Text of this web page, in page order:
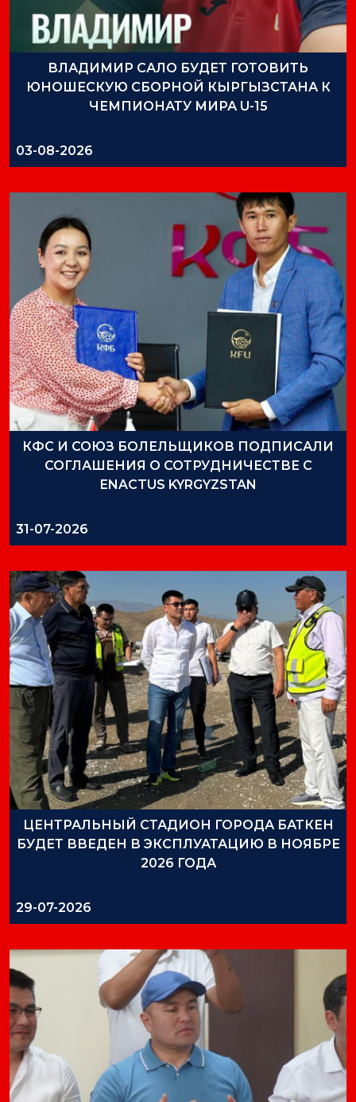
ВЛАДИМИР САЛО БУДЕТ ГОТОВИТЬ
ЮНОШЕСКУЮ СБОРНОЙ КЫРГЫЗСТАНА К
ЧЕМПИОНАТУ МИРА U-15
03-08-2026
КФС И СОЮЗ БОЛЕЛЬЩИКОВ ПОДПИСАЛИ
СОГЛАШЕНИЯ О СОТРУДНИЧЕСТВЕ С
ENACTUS KYRGYZSTAN
31-07-2026
ЦЕНТРАЛЬНЫЙ СТАДИОН ГОРОДА БАТКЕН
БУДЕТ ВВЕДЕН В ЭКСПЛУАТАЦИЮ В НОЯБРЕ
2026 ГОДА
29-07-2026